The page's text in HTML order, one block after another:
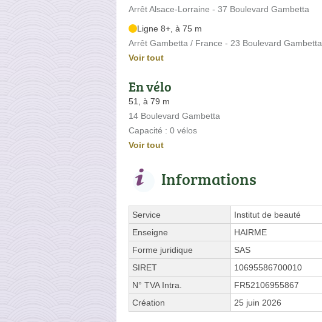
Arrêt Alsace-Lorraine - 37 Boulevard Gambetta
Ligne 8+, à 75 m
Arrêt Gambetta / France - 23 Boulevard Gambetta
Voir tout
En vélo
51, à 79 m
14 Boulevard Gambetta
Capacité : 0 vélos
Voir tout
Informations
Service
Institut de beauté
Enseigne
HAIRME
Forme juridique
SAS
SIRET
10695586700010
N° TVA Intra.
FR52106955867
Création
25 juin 2026